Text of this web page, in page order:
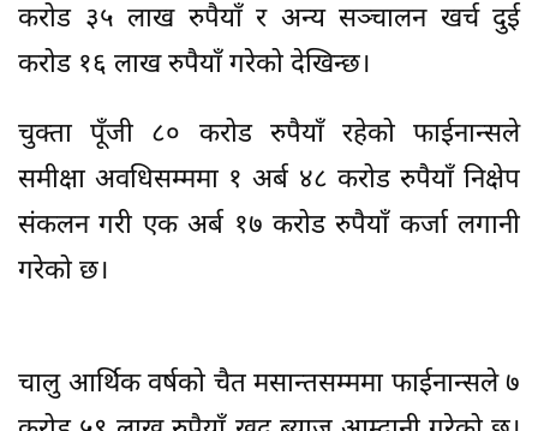
करोड ३५ लाख रुपैयाँ र अन्य सञ्चालन खर्च दुई
करोड १६ लाख रुपैयाँ गरेको देखिन्छ।
चुक्ता पूँजी ८० करोड रुपैयाँ रहेको फाईनान्सले
समीक्षा अवधिसम्ममा १ अर्ब ४८ करोड रुपैयाँ निक्षेप
संकलन गरी एक अर्ब १७ करोड रुपैयाँ कर्जा लगानी
गरेको छ।
चालु आर्थिक वर्षको चैत मसान्तसम्ममा फाईनान्सले ७